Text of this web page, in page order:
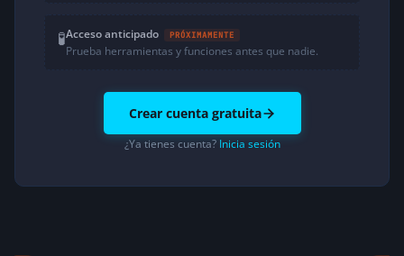
🧪Acceso anticipado PRÓXIMAMENTE
Prueba herramientas y funciones antes que nadie.
Crear cuenta gratuita
¿Ya tienes cuenta? Inicia sesión